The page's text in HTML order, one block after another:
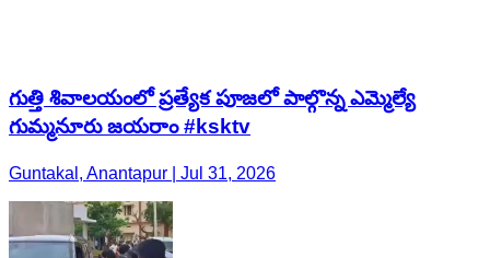
గుత్తి శివాలయంలో ప్రత్యేక పూజలో పాల్గొన్న ఎమ్మెల్యే
గుమ్మనూరు జయరాం #ksktv
Guntakal, Anantapur | Jul 31, 2026